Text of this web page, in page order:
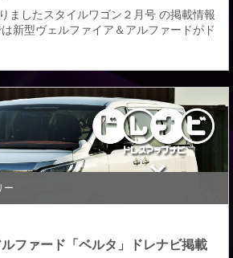
ましたスタイルワゴン２月号 の掲載情報
新型ヴェルファイア＆アルファードがド
速で特集が掲載された号になるのですが
２月２５日発表となった日、本誌の取材
いただきましたのでご紹介させていただ
ージイラストも掲載。あくまでも現時点
ミレイションでも車両入...
ー
ファード「ベルタ」ドレナビ掲載